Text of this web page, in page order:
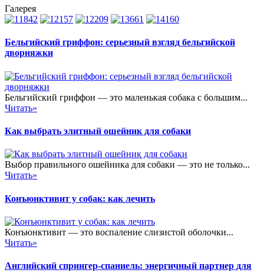
Галерея
Бельгийский гриффон: серьезный взгляд бельгийской
дворняжки
Бельгийский гриффон — это маленькая собака с большим...
Читать»
Как выбрать элитный ошейник для собаки
Выбор правильного ошейника для собаки — это не только...
Читать»
Конъюнктивит у собак: как лечить
Конъюнктивит — это воспаление слизистой оболочки...
Читать»
Английский спрингер-спаниель: энергичный партнер для